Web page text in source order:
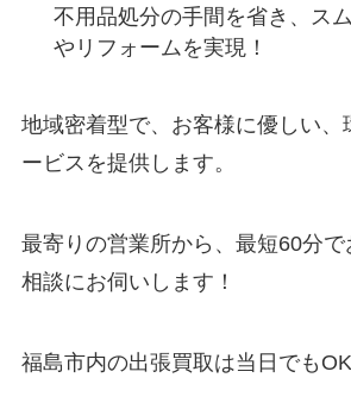
不用品処分の手間を省き、ス
やリフォームを実現！
地域密着型で、お客様に優しい、
ービスを提供します。
最寄りの営業所から、最短60分
相談にお伺いします！
福島市内の出張買取は当日でもOK